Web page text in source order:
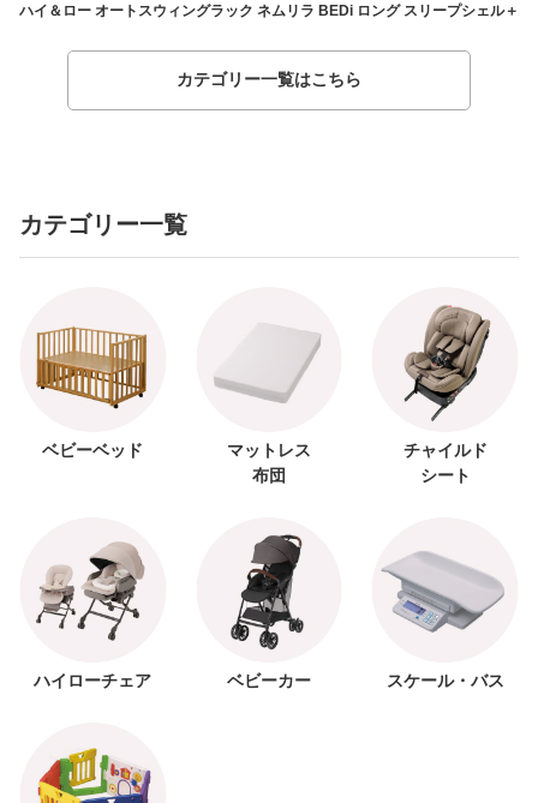
ハイ＆ロー オートスウィングラック ネムリラ BEDi ロング スリープシェル＋
カテゴリー一覧はこちら
カテゴリー一覧
ベビーベッド
マットレス
布団
チャイルド
シート
ハイローチェア ベビーカー スケール・バス